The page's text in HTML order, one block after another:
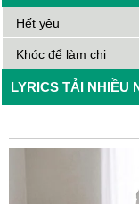
Hết yêu
Khóc để làm chi
LYRICS TẢI NHIỀU